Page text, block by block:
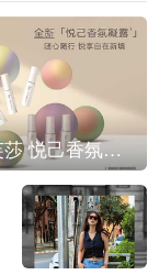
IPSA茵芙莎 悦己香氛凝露上市